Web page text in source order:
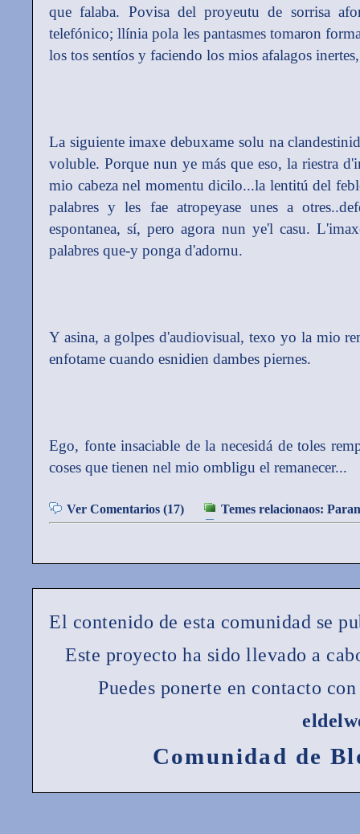
que falaba. Povisa del proyeutu de sorrisa
telefónico; llínia pola les pantasmes tomaron
los tos sentíos y faciendo los mios afalagos
La siguiente imaxe debuxame solu na
voluble. Porque nun ye más que eso, la riestra
mio cabeza nel momentu dicilo...la lentitú del
palabres y les fae atropeyase unes a
espontanea, sí, pero agora nun ye'l casu.
palabres que-y ponga d'adornu.
Y asina, a golpes d'audiovisual, texo yo la mio
enfotame cuando esnidien dambes piernes.
Ego, fonte insaciable de la necesidá de toles
coses que tienen nel mio ombligu el remanecer...
Ver Comentarios (17) Temes relacionaos:
El contenido de esta comunidad se
Este proyecto ha sido llevado a
Puedes ponerte en contacto
Comunidad de